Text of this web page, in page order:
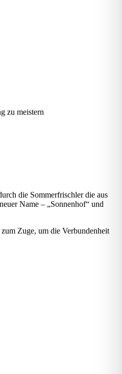
zu meistern
die Sommerfrischler die aus
Name – „Sonnenhof“ und
Zuge, um die Verbundenheit